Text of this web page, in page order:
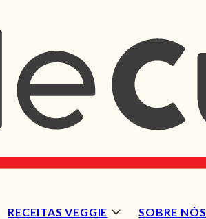
RECEITAS VEGGIE SOBRE NÓS